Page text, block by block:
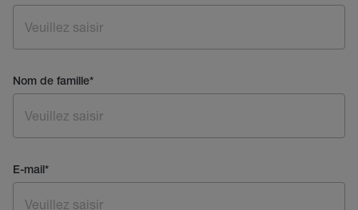
Nom de famille*
E-mail*